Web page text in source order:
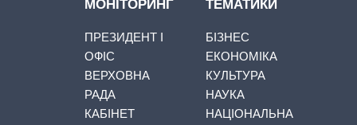
МОНІТОРИНГ
ПРЕЗИДЕНТ І
ОФІС
ВЕРХОВНА
РАДА
КАБІНЕТ
ТЕМАТИКИ
БІЗНЕС
ЕКОНОМІКА
КУЛЬТУРА
НАУКА
НАЦІОНАЛЬНА